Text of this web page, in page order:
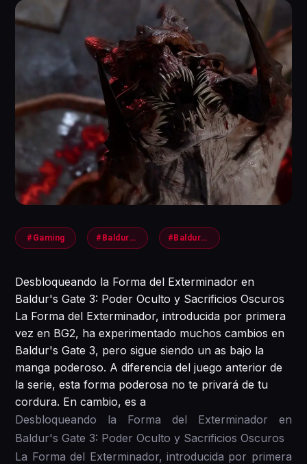
#Gaming #Baldursgates3 #Baldursgate
Desbloqueando la Forma del Exterminador en
Baldur's Gate 3: Poder Oculto y Sacrificios Oscuros
La Forma del Exterminador, introducida por primera
vez en BG2, ha experimentado muchos cambios en
Baldur's Gate 3, pero sigue siendo un as bajo la
manga poderoso. A diferencia del juego anterior de
la serie, esta forma poderosa no te privará de tu
cordura. En cambio, es a
Desbloqueando la Forma del Exterminador en
Baldur's Gate 3: Poder Oculto y Sacrificios Oscuros
La Forma del Exterminador, introducida por primera